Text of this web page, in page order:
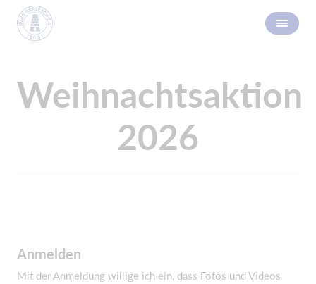
Weihnachtsaktion
2026
Anmelden
Mit der Anmeldung willige ich ein, dass Fotos und Videos